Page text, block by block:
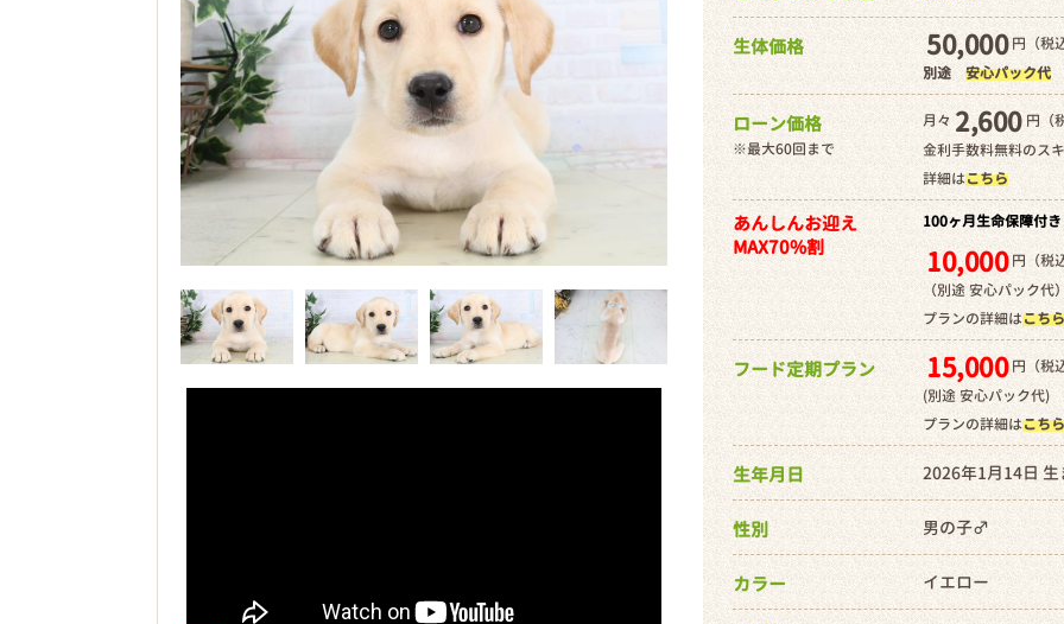
生体価格 50,000円（税
別途 安心パック代
ローン価格
※最大60回まで
月々 2,600 円（
金利手数料無料のス
詳細はこちら
あんしんお迎え
MAX70%割
100ヶ月生命保障付き
10,000 円（税
（別途 安心パック代）
プランの詳細はこちら
フード定期プラン 15,000 円（税
(別途 安心パック代)
プランの詳細はこちら
生年月日 2026年1月14日 生
性別 男の子♂
カラー イエロー